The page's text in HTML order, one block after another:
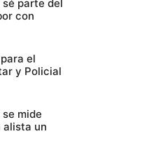
parte del
con
el
y Policial
mide
alista un